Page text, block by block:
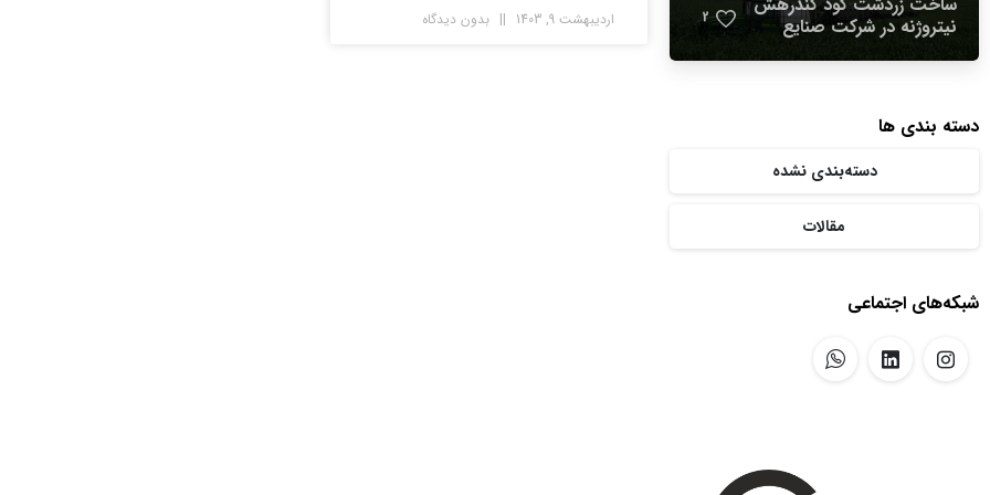
نیتروژنه در شرکت صنایع
2
دسته بندی ها
دسته‌بندی نشده
مقالات
شبکه‌های اجتماعی
اردیبهشت 9, 1403 بدون دیدگاه